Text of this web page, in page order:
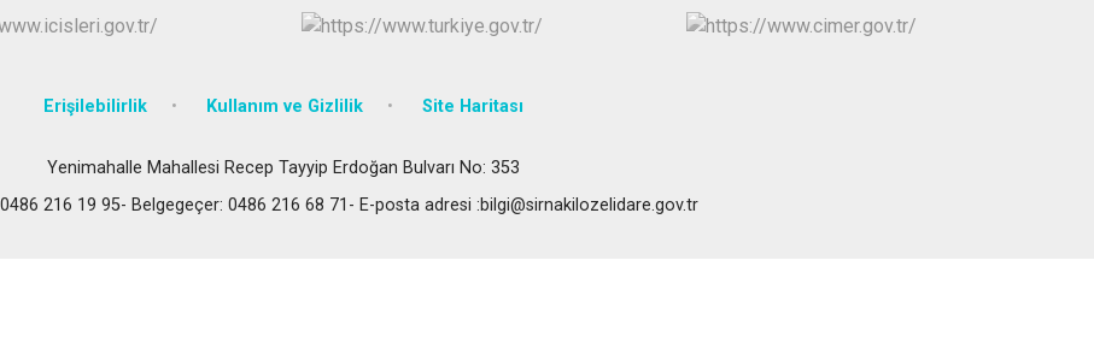
Erişilebilirlik Kullanım ve Gizlilik Site Haritası
Yenimahalle Mahallesi Recep Tayyip Erdoğan Bulvarı No: 353
216 19 95- Belgegeçer: 0486 216 68 71- E-posta adresi :bilgi@sirnakilozelidare.gov.tr